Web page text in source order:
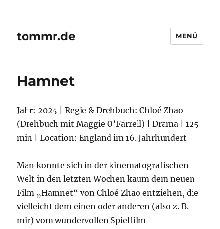
tommr.de MENÜ
Hamnet
Jahr: 2025 | Regie & Drehbuch: Chloé Zhao
(Drehbuch mit Maggie O’Farrell) | Drama | 125
min | Location: England im 16. Jahrhundert
Man konnte sich in der kinematografischen
Welt in den letzten Wochen kaum dem neuen
Film „Hamnet“ von Chloé Zhao entziehen, die
vielleicht dem einen oder anderen (also z. B.
mir) vom wundervollen Spielfilm